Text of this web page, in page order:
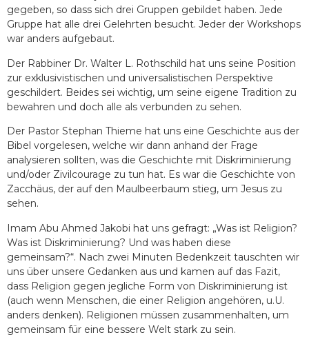
gegeben, so dass sich drei Gruppen gebildet haben. Jede
Gruppe hat alle drei Gelehrten besucht. Jeder der Workshops
war anders aufgebaut.
Der Rabbiner Dr. Walter L. Rothschild hat uns seine Position
zur exklusivistischen und universalistischen Perspektive
geschildert. Beides sei wichtig, um seine eigene Tradition zu
bewahren und doch alle als verbunden zu sehen.
Der Pastor Stephan Thieme hat uns eine Geschichte aus der
Bibel vorgelesen, welche wir dann anhand der Frage
analysieren sollten, was die Geschichte mit Diskriminierung
und/oder Zivilcourage zu tun hat. Es war die Geschichte von
Zacchäus, der auf den Maulbeerbaum stieg, um Jesus zu
sehen.
Imam Abu Ahmed Jakobi hat uns gefragt: „Was ist Religion?
Was ist Diskriminierung? Und was haben diese
gemeinsam?“. Nach zwei Minuten Bedenkzeit tauschten wir
uns über unsere Gedanken aus und kamen auf das Fazit,
dass Religion gegen jegliche Form von Diskriminierung ist
(auch wenn Menschen, die einer Religion angehören, u.U.
anders denken). Religionen müssen zusammenhalten, um
gemeinsam für eine bessere Welt stark zu sein.